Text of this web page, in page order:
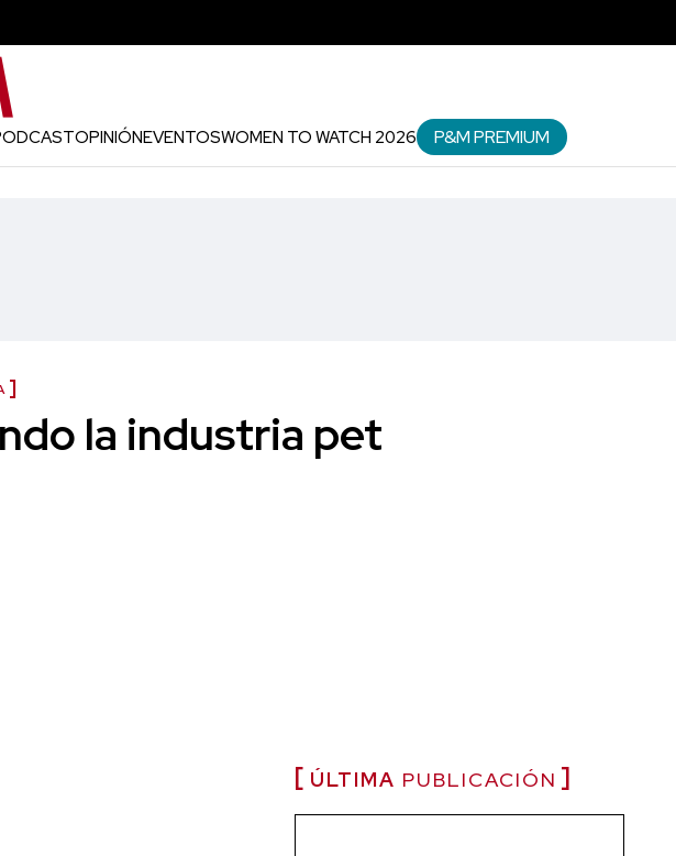
OPINIÓNEVENTOSWOMEN TO WATCH 2026 P&M PREMIUM
la industria pet
ÚLTIMA PUBLICACIÓN